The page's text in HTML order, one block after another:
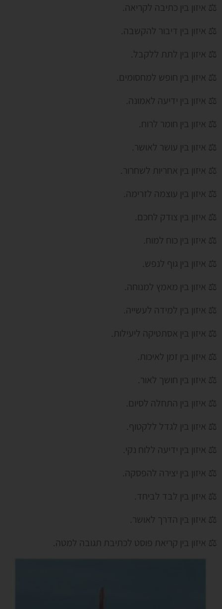
⚖ איזון בין כתיבה לקריאה.
⚖ איזון בין דיבור להקשבה.
⚖ איזון בין לתת ללקבל.
⚖ איזון בין חופש למחסומים.
⚖ איזון בין ידיעה לאמונה.
⚖ איזון בין חומר לרוח.
⚖ איזון בין עושר לאושר.
⚖ איזון בין אחריות לשחרור.
⚖ איזון בין עוצמה לזרימה.
⚖ איזון בין צודק לחכם.
⚖ איזון בין כוח למוח.
⚖ איזון בין גוף לנפש.
⚖ איזון בין מאמץ למנוחה.
⚖ איזון בין למידה לעשייה.
⚖ איזון בין אסתטיקה ליעילות.
⚖ איזון בין זמן לאיכות.
⚖ איזון בין חושך לאור.
⚖ איזון בין התחלה לסיום.
⚖ איזון בין לגדל ללקטוף.
⚖ איזון בין ידיעה ללוח נקי.
⚖ איזון בין יצירה להפסקה.
⚖ איזון בין לבד לביחד.
⚖ איזון בין הדרך לאושר.
⚖ איזון בין קריאת פוסט לכתיבת תגובה למטה.